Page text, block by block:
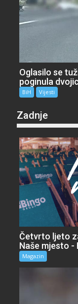
Oglasilo se
poginula
BiH Vijesti
Zadnje
Četvrto ljeto
Naše mjesto -
Magazin